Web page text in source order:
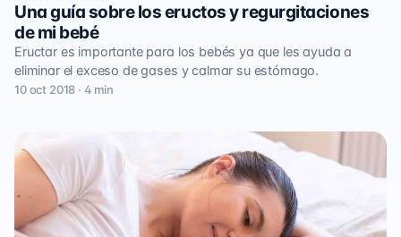
Una guía sobre los eructos y regurgitaciones
de mi bebé
Eructar es importante para los bebés ya que les ayuda a
eliminar el exceso de gases y calmar su estómago.
10 oct 2018 · 4 min